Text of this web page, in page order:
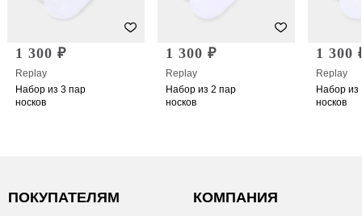
1 300 ₽
Replay
Набор из 3 пар
носков
1 300 ₽
Replay
Набор из 2 пар
носков
1 300
Replay
Набор из
носков
ПОКУПАТЕЛЯМ КОМПАНИЯ